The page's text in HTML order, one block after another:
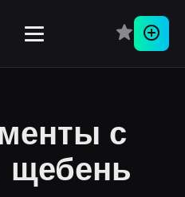
с
щебень